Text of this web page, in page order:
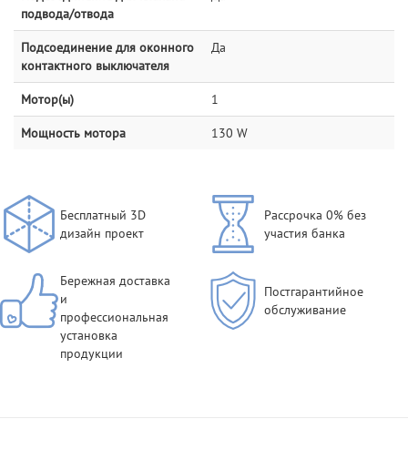
подвода/отвода
Подсоединение для оконного
контактного выключателя
Да
Мотор(ы) 1
Мощность мотора 130 W
Бесплатный 3D
дизайн проект
Рассрочка 0% без
участия банка
Бережная доставка
и
профессиональная
установка
продукции
Постгарантийное
обслуживание